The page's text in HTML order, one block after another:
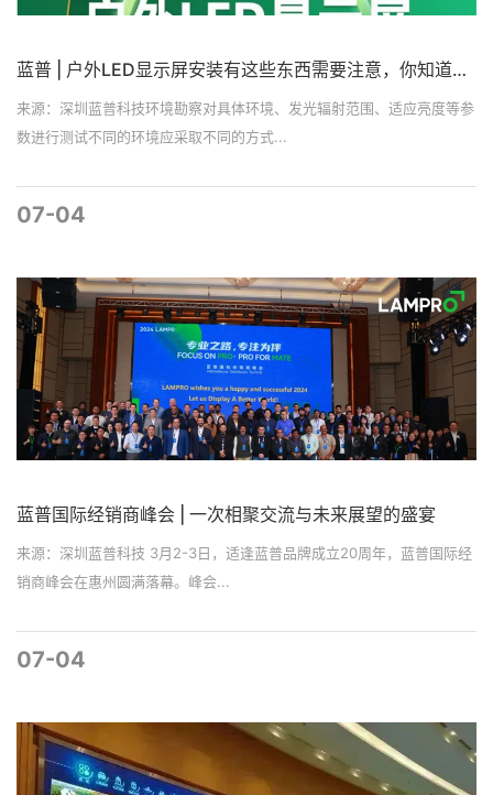
蓝普 | 户外LED显示屏安装有这些东西需要注意，你知道吗？
来源：深圳蓝普科技环境勘察对具体环境、发光辐射范围、适应亮度等参
数进行测试不同的环境应采取不同的方式...
07-04
蓝普国际经销商峰会 | 一次相聚交流与未来展望的盛宴
来源：深圳蓝普科技 3月2-3日，适逢蓝普品牌成立20周年，蓝普国际经
销商峰会在惠州圆满落幕。峰会...
07-04